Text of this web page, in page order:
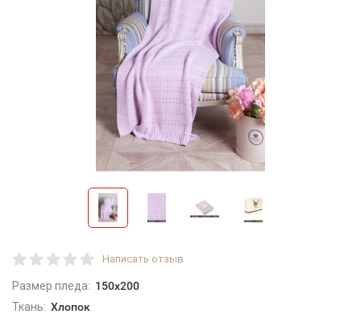
Написать отзыв
Размер пледа: 150x200
Ткань: Хлопок